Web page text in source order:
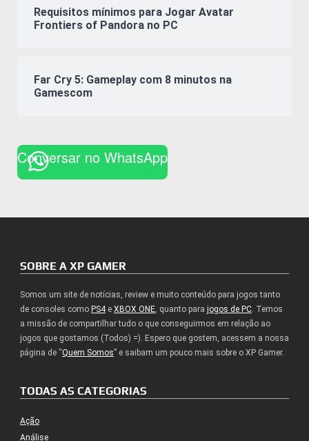
Requisitos mínimos para Jogar Avatar
Frontiers of Pandora no PC
Far Cry 5: Gameplay com 8 minutos na
Gamescom
Conversar no WhatsApp
SOBRE A XP GAMER
Somos um site de notícias, review e muito conteúdo para jogos tanto
de consoles como PS4e XBOX ONE, quanto para jogos de PC. Temos
a missão de compartilhar tudo o que conseguirmos em relação ao
jogos que gostamos (Todos) =). Espero que gostem, acessem a nossa
página de “Quem Somos” e saibam um pouco mais sobre o XP Gamer.
TODAS AS CATEGORIAS
Ação
Análise